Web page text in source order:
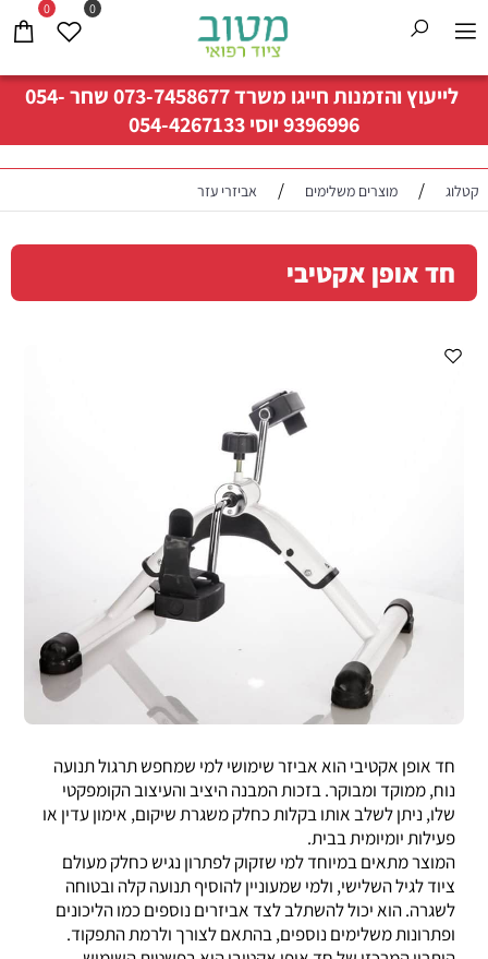
לייעוץ והזמנות חייגו משרד073-7458677שחר054-
9396996יוסי054-4267133
0 0
קטלוג / מוצרים משלימים / אביזרי עזר
חד אופן אקטיבי
חד אופן אקטיבי הוא אביזר שימושי למי שמחפש תרגול תנועה
נוח, ממוקד ומבוקר. בזכות המבנה היציב והעיצוב הקומפקטי
שלו, ניתן לשלב אותו בקלות כחלק משגרת שיקום, אימון עדין או
פעילות יומיומית בבית.
המוצר מתאים במיוחד למי שזקוק לפתרון נגיש כחלק מעולם
ציוד לגיל השלישי, ולמי שמעוניין להוסיף תנועה קלה ובטוחה
לשגרה. הוא יכול להשתלב לצד אביזרים נוספים כמו הליכונים
ופתרונות משלימים נוספים, בהתאם לצורך ולרמת התפקוד.